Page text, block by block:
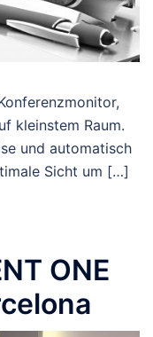
kleinstem Raum.
und automatisch
Sicht um […]
ONE